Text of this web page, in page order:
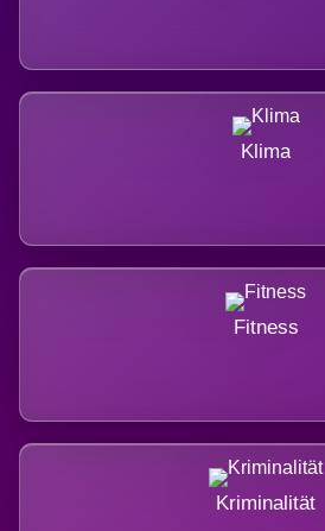
Klima
Fitness
Kriminalität